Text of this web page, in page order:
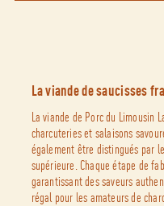
La viande de saucisses
La viande de Porc du Limousin
charcuteries et salaisons
également être distingués par
supérieure. Chaque étape de
garantissant des saveurs
régal pour les amateurs de